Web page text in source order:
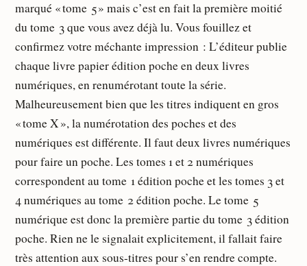
marqué « tome 5 » mais c’est en fait la première moitié
du tome 3 que vous avez déjà lu. Vous fouillez et
confirmez votre méchante impression : L’éditeur publie
chaque livre papier édition poche en deux livres
numériques, en renumérotant toute la série.
Malheureusement bien que les titres indiquent en gros
« tome X », la numérotation des poches et des
numériques est différente. Il faut deux livres numériques
pour faire un poche. Les tomes 1 et 2 numériques
correspondent au tome 1 édition poche et les tomes 3 et
4 numériques au tome 2 édition poche. Le tome 5
numérique est donc la première partie du tome 3 édition
poche. Rien ne le signalait explicitement, il fallait faire
très attention aux sous-titres pour s’en rendre compte.